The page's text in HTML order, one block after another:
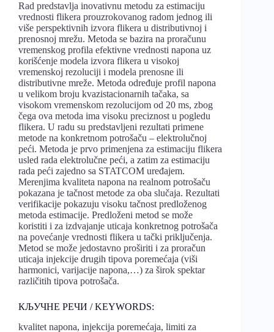
Rad predstavlja inovativnu metodu za estimaciju
vrednosti flikera prouzrokovanog radom jednog ili
više perspektivnih izvora flikera u distributivnoj i
prenosnoj mrežu. Metoda se bazira na proračunu
vremenskog profila efektivne vrednosti napona uz
korišćenje modela izvora flikera u visokoj
vremenskoj rezoluciji i modela prenosne ili
distributivne mreže. Metoda određuje profil napona
u velikom broju kvazistacionarnih tačaka, sa
visokom vremenskom rezolucijom od 20 ms, zbog
čega ova metoda ima visoku preciznost u pogledu
flikera. U radu su predstavljeni rezultati primene
metode na konkretnom potrošaču – elektrolučnoj
peći. Metoda je prvo primenjena za estimaciju flikera
usled rada elektrolučne peći, a zatim za estimaciju
rada peći zajedno sa STATCOM uređajem.
Merenjima kvaliteta napona na realnom potrošaču
pokazana je tačnost metode za oba slučaja. Rezultati
verifikacije pokazuju visoku tačnost predloženog
metoda estimacije. Predloženi metod se može
koristiti i za izdvajanje uticaja konkretnog potrošača
na povećanje vrednosti flikera u tački priključenja.
Metod se može jedostavno proširiti i za proračun
uticaja injekcije drugih tipova poremećaja (viši
harmonici, varijacije napona,…) za širok spektar
različitih tipova potrošača.
КЉУЧНЕ РЕЧИ / KEYWORDS:
kvalitet napona, injekcija poremećaja, limiti za